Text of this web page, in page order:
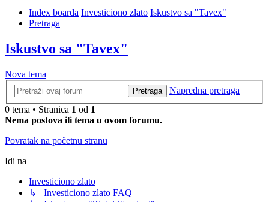
Index boarda Investiciono zlato Iskustvo sa "Tavex"
Pretraga
Iskustvo sa "Tavex"
Nova tema
Pretraga
Napredna pretraga
0 tema • Stranica 1 od 1
Nema postova ili tema u ovom forumu.
Povratak na početnu stranu
Idi na
Investiciono zlato
↳ Investiciono zlato FAQ